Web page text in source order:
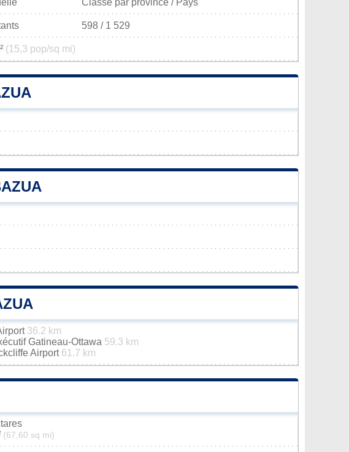
Classé par province / Pays
598 / 1 529
(15,3 pop/sq mi)
36.2 km
Gatineau-Ottawa 59.3 km
Airport 61.7 km
(67,60 sq mi)